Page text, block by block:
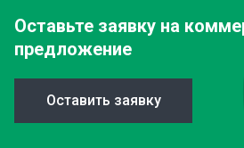
Оставьте заявку на
предложение
Оставить заявку